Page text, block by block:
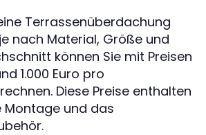
Terrassenüberdachung
nach Material, Größe und
können Sie mit Preisen
1.000 Euro pro
Diese Preise enthalten
Montage und das